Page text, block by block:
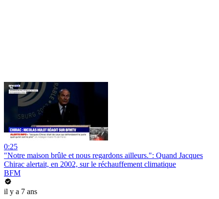
0:25
"Notre maison brûle et nous regardons ailleurs.": Quand Jacques
Chirac alertait, en 2002, sur le réchauffement climatique
BFM
il y a 7 ans